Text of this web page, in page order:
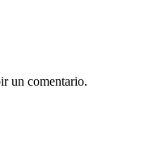
un comentario.